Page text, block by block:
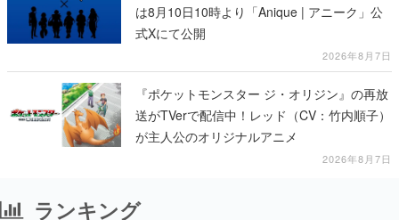
は8月10日10時より「Anique | アニーク」公
式Xにて公開
2026年8月7日
『ポケットモンスター ジ・オリジン』の再放
送がTVerで配信中！レッド（CV：竹内順子）
が主人公のオリジナルアニメ
2026年8月7日
ランキング